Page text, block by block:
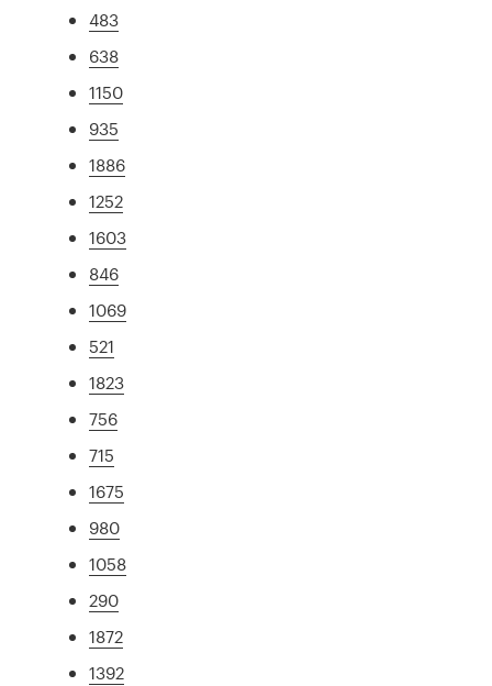
483
638
1150
935
1886
1252
1603
846
1069
521
1823
756
715
1675
980
1058
290
1872
1392